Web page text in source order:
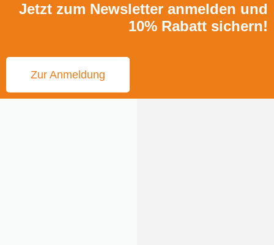
Jetzt zum Newsletter anmelden und
10% Rabatt sichern!
Zur Anmeldung